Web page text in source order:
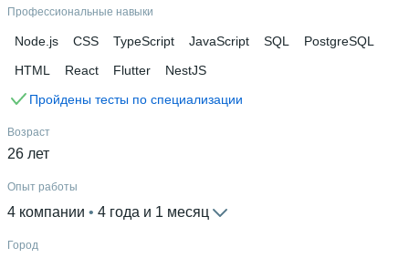
Профессиональные навыки
Node.js CSS TypeScript JavaScript SQL
PostgreSQL
HTML
React Flutter
NestJS
Пройдены тесты по специализации
Возраст
26 лет
Опыт работы
4 компании 4 года и 1 месяц
Город